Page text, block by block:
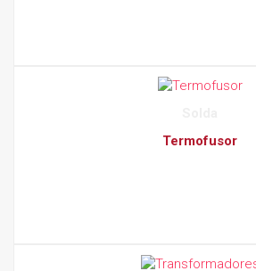
Termofusor